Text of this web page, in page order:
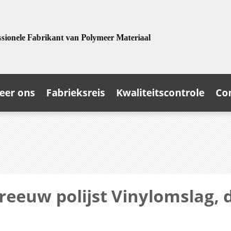
Fabrikant van Polymeer Materiaal
ons Fabrieksreis Kwaliteitscontrole
polijst